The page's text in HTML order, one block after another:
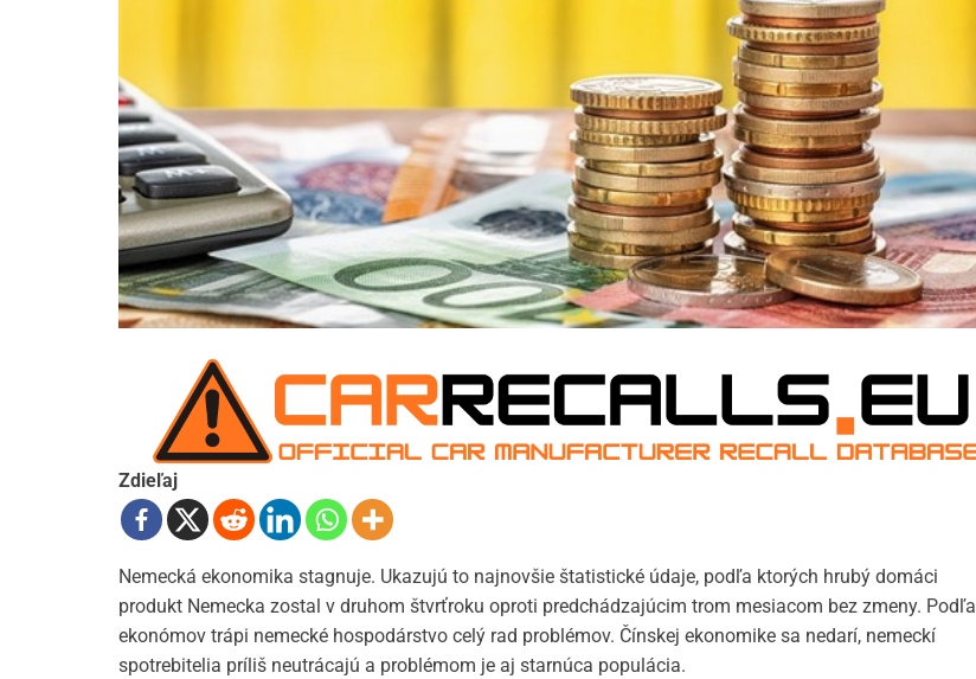
Zdieľaj
Nemecká ekonomika stagnuje. Ukazujú to najnovšie štatistické údaje, podľa ktorých hrubý domáci
produkt Nemecka zostal v druhom štvrťroku oproti predchádzajúcim trom mesiacom bez zmeny. Podľa
ekonómov trápi nemecké hospodárstvo celý rad problémov. Čínskej ekonomike sa nedarí, nemeckí
spotrebitelia príliš neutrácajú a problémom je aj starnúca populácia.